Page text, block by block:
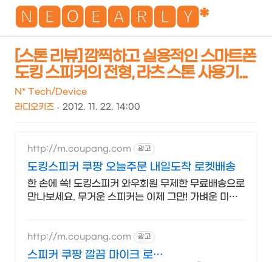
🅽🅴🅾🅴🅰🆁🅻🆈*
검
[스톤 리뷰] 깜찍하고 실용적인 스마트폰
도킹 스피커의 전형, 라츠 스톤 사용기...
N* Tech/Device
라디오키즈
2012. 11. 22. 14:00
http://m.coupang.com 광고
도킹스피커 쿠팡 오늘주문 내일도착 로켓배송
한 손에 쏙! 도킹스피커 와우회원 무제한 무료배송으로
만나보세요. 무거운 스피커는 이제 그만! 가벼운 미니
http://m.coupang.com 광고
스피커 쿠팡 깔끔 마이크 로켓